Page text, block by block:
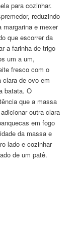
para cozinhar.
reduzindo
e mexer
que escorrer da
a farinha de trigo
um a um,
fresco com o
de ovo em
batata. O
que a massa
outra clara
em fogo
da massa e
lado e cozinhar
de um patê.